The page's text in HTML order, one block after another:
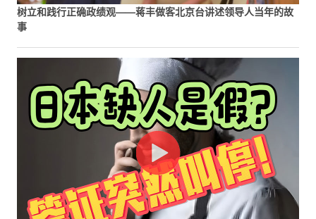
树立和践行正确政绩观——蒋丰做客北京台讲述领导人当年的故
事